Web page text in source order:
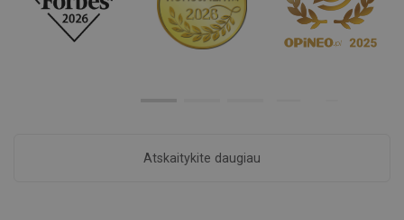
Atskaitykite daugiau